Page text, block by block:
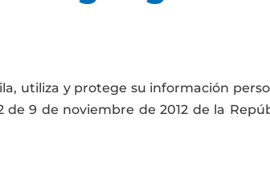
utiliza y protege su información
9 de noviembre de 2012 de la